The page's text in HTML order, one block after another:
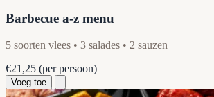
Barbecue a-z menu
5 soorten vlees • 3 salades • 2 sauzen
€21,25 (per persoon)
Voeg toe